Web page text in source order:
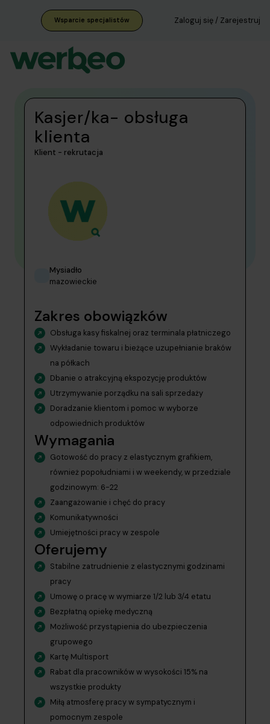
Wsparcie specjalistów Zaloguj się / Zarejestruj
Kasjer/ka- obsługa
klienta
Klient - rekrutacja
Mysiadło
mazowieckie
Zakres obowiązków
Obsługa kasy fiskalnej oraz terminala płatniczego
Wykładanie towaru i bieżące uzupełnianie braków
na półkach
Dbanie o atrakcyjną ekspozycję produktów
Utrzymywanie porządku na sali sprzedaży
Doradzanie klientom i pomoc w wyborze
odpowiednich produktów
Wymagania
Gotowość do pracy z elastycznym grafikiem,
również popołudniami i w weekendy, w przedziale
godzinowym: 6-22
Zaangażowanie i chęć do pracy
Komunikatywności
Umiejętności pracy w zespole
Oferujemy
Stabilne zatrudnienie z elastycznymi godzinami
pracy
Umowę o pracę w wymiarze 1/2 lub 3/4 etatu
Bezpłatną opiekę medyczną
Możliwość przystąpienia do ubezpieczenia
grupowego
Kartę Multisport
Rabat dla pracowników w wysokości 15% na
wszystkie produkty
Miłą atmosferę pracy w sympatycznym i
pomocnym zespole